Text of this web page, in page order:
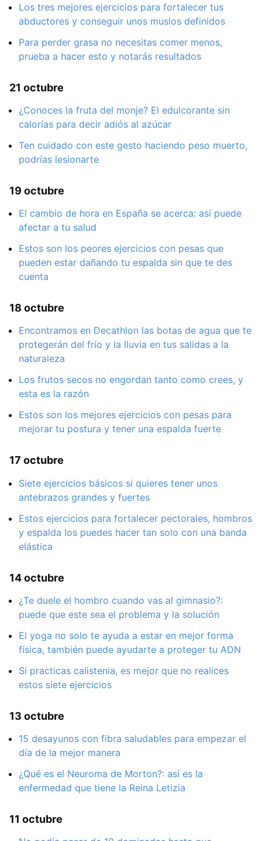
Los tres mejores ejercicios para fortalecer tus
abductores y conseguir unos muslos definidos
Para perder grasa no necesitas comer menos,
prueba a hacer esto y notarás resultados
21 octubre
¿Conoces la fruta del monje? El edulcorante sin
calorías para decir adiós al azúcar
Ten cuidado con este gesto haciendo peso muerto,
podrías lesionarte
19 octubre
El cambio de hora en España se acerca: así puede
afectar a tu salud
Estos son los peores ejercicios con pesas que
pueden estar dañando tu espalda sin que te des
cuenta
18 octubre
Encontramos en Decathlon las botas de agua que te
protegerán del frío y la lluvia en tus salidas a la
naturaleza
Los frutos secos no engordan tanto como crees, y
esta es la razón
Estos son los mejores ejercicios con pesas para
mejorar tu postura y tener una espalda fuerte
17 octubre
Siete ejercicios básicos si quieres tener unos
antebrazos grandes y fuertes
Estos ejercicios para fortalecer pectorales, hombros
y espalda los puedes hacer tan solo con una banda
elástica
14 octubre
¿Te duele el hombro cuando vas al gimnasio?:
puede que este sea el problema y la solución
El yoga no solo te ayuda a estar en mejor forma
física, también puede ayudarte a proteger tu ADN
Si practicas calistenia, es mejor que no realices
estos siete ejercicios
13 octubre
15 desayunos con fibra saludables para empezar el
día de la mejor manera
¿Qué es el Neuroma de Morton?: así es la
enfermedad que tiene la Reina Letizia
11 octubre